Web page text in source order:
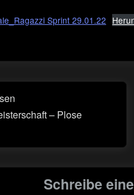
Sprint 29.01.22
– Plose
Schreibe